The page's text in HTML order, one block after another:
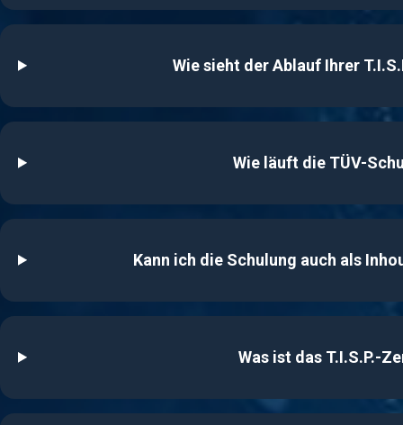
Wie sieht der Ablauf Ihrer
Wie läuft die TÜV-
Kann ich die Schulung auch als
Was ist das T.I.S.P.-